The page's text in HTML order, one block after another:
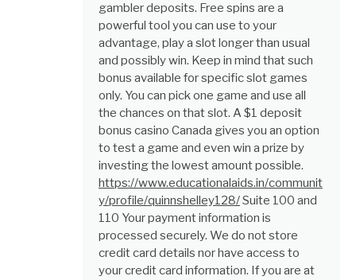
gambler deposits. Free spins are a
powerful tool you can use to your
advantage, play a slot longer than usual
and possibly win. Keep in mind that such
bonus available for specific slot games
only. You can pick one game and use all
the chances on that slot. A $1 deposit
bonus casino Canada gives you an option
to test a game and even win a prize by
investing the lowest amount possible.
https://www.educationalaids.in/communit
y/profile/quinnshelley128/Suite 100 and
110 Your payment information is
processed securely. We do not store
credit card details nor have access to
your credit card information. If you are at